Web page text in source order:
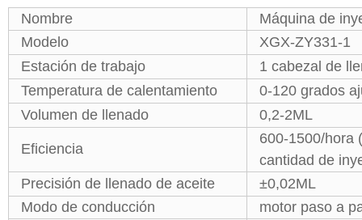
Nombre
Máquina de
Modelo
XGX-ZY331-1
Estación de trabajo
1 cabezal de
Temperatura de calentamiento
0-120 grados
Volumen de llenado
0,2-2ML
Eficiencia
600-1500/hora
cantidad de
Precisión de llenado de aceite
±0,02ML
Modo de conducción
motor paso a